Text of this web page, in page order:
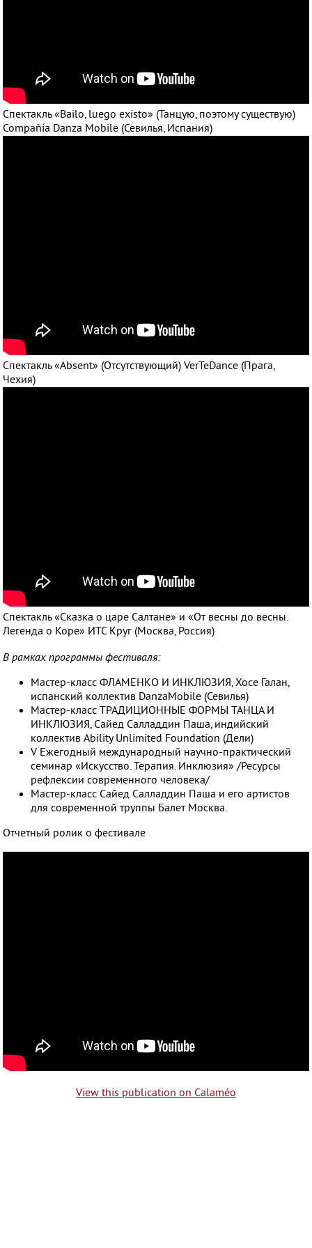
Спектакль «Bailo, luego existo» (Танцую, поэтому существую)
Compañía Danza Mobile (Севилья, Испания)
Спектакль «Absent» (Отсутствующий) VerTeDance (Прага,
Чехия)
Спектакль «Сказка о царе Салтане» и «От весны до весны.
Легенда о Коре» ИТС Круг (Москва, Россия)
В рамках программы фестиваля:
Мастер-класс ФЛАМЕНКО И ИНКЛЮЗИЯ, Хосе Галан,
испанский коллектив DanzaMobile (Севилья)
Мастер-класс ТРАДИЦИОННЫЕ ФОРМЫ ТАНЦА И
ИНКЛЮЗИЯ, Сайед Салладдин Паша, индийский
коллектив Ability Unlimited Foundation (Дели)
V Ежегодный международный научно-практический
семинар «Искусство. Терапия. Инклюзия» /Ресурсы
рефлексии современного человека/
Мастер-класс Сайед Салладдин Паша и его артистов
для современной труппы Балет Москва.
Отчетный ролик о фестивале
View this publication on Calaméo